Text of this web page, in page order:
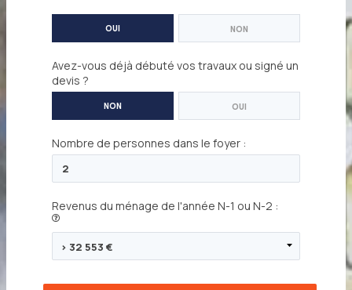
OUI NON
Avez-vous déjà débuté vos travaux ou signé un
devis ?
NON OUI
Nombre de personnes dans le foyer :
Revenus du ménage de l'année N-1 ou N-2 :